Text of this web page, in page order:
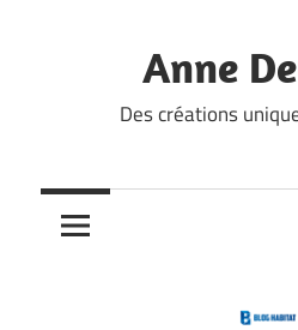
Anne
Des créations